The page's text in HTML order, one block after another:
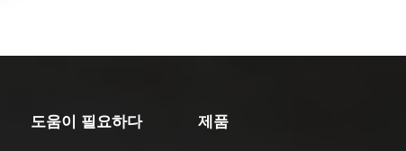
도움이 필요하다 제품